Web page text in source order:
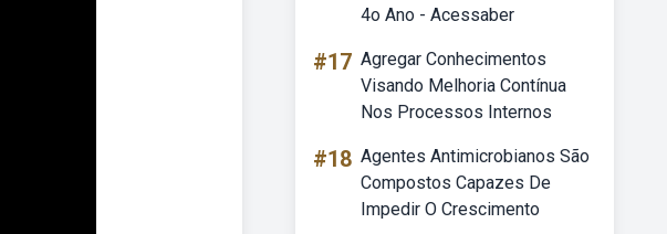
4o Ano - Acessaber
#17 Agregar Conhecimentos
Visando Melhoria Contínua
Nos Processos Internos
#18 Agentes Antimicrobianos São
Compostos Capazes De
Impedir O Crescimento